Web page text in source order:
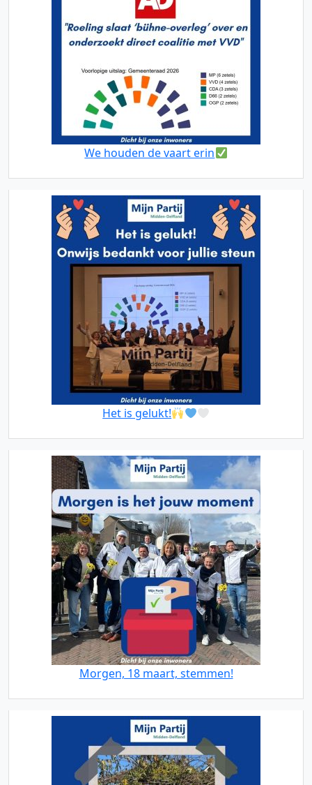
We houden de vaart erin
Het is gelukt!
Morgen, 18 maart, stemmen!